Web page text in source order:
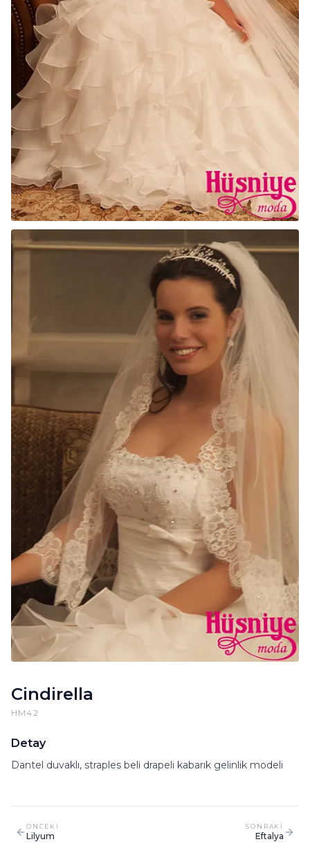
Cindirella
HM42
Detay
Dantel duvaklı, straples beli drapeli kabarık gelinlik modeli
ONCEKI
Lilyum
SONRAKI
Eftalya